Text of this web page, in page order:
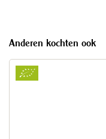
Anderen kochten ook